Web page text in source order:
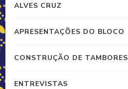
ALVES CRUZ
APRESENTAÇÕES DO BLOCO
CONSTRUÇÃO DE TAMBORES
ENTREVISTAS